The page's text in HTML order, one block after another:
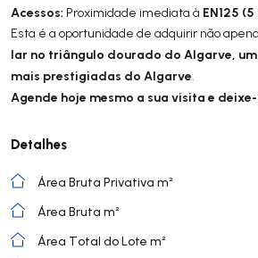
Acessos: Proximidade imediata à EN125
Esta é a oportunidade de adquirir não
lar no triângulo dourado do Algarve,
mais prestigiadas do Algarve.
Agende hoje mesmo a sua visita e
Detalhes
Área Bruta Privativa m²
Área Bruta m²
Área Total do Lote m²